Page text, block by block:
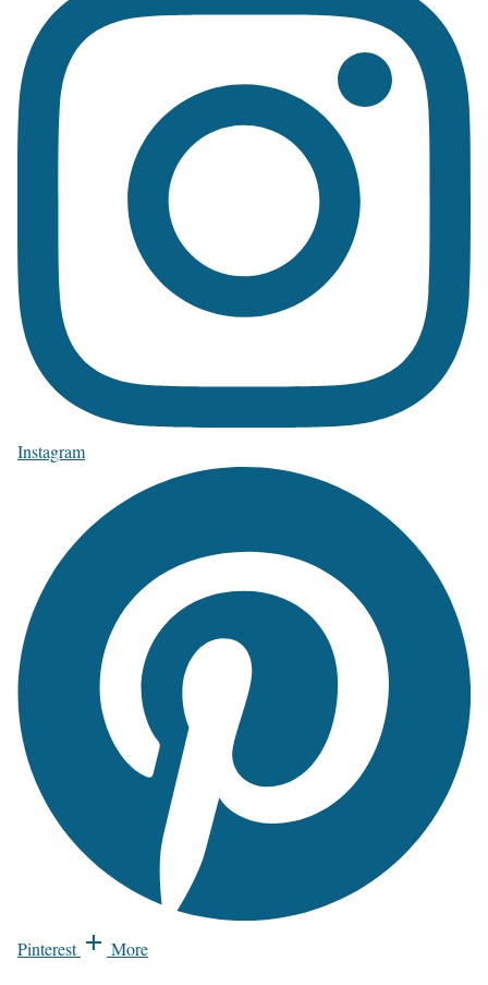
Instagram
Pinterest More